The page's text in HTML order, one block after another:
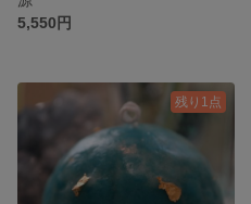
5,550円
残り1点